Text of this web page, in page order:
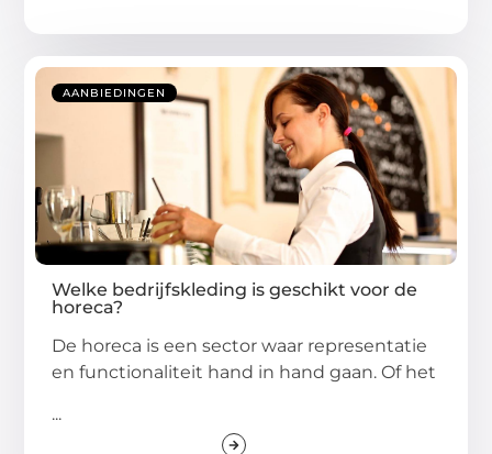
AANBIEDINGEN
Welke bedrijfskleding is geschikt voor de
horeca?
De horeca is een sector waar representatie
en functionaliteit hand in hand gaan. Of het
...